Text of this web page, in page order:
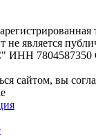
является
сайтом, вы